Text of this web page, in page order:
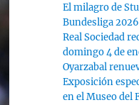
El milagro de
Bundesliga 2026
Real Sociedad
domingo 4 de
Oyarzabal
Exposición
en el Museo del